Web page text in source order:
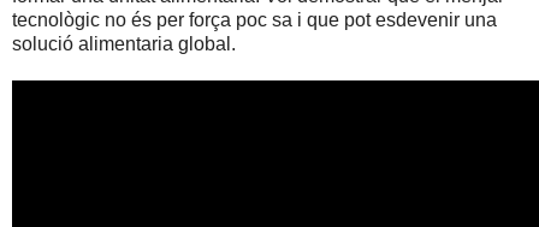
tecnològic no és per força poc sa i que pot esdevenir una
solució alimentaria global.